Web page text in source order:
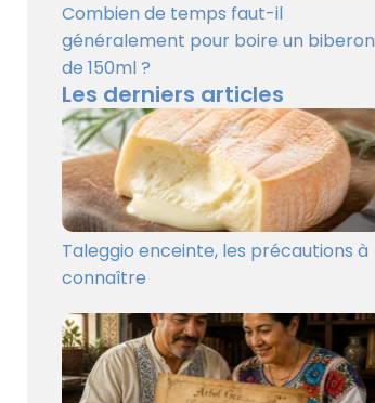
Combien de temps faut-il
généralement pour boire un biberon
de 150ml ?
Les derniers articles
Taleggio enceinte, les précautions à
connaître